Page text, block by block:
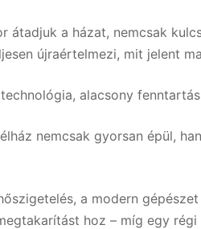
átadjuk a házat, nemcsak
újraértelmezi, mit jelent
alacsony fenntartás
nemcsak gyorsan épül,
a modern
hoz – míg egy